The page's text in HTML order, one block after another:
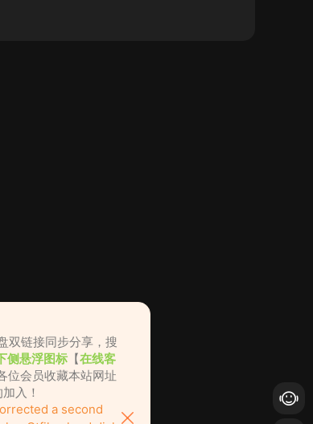
双链接同步分享，搜
侧悬浮图标 【在线客
位会员收藏本站网址
入！
a second